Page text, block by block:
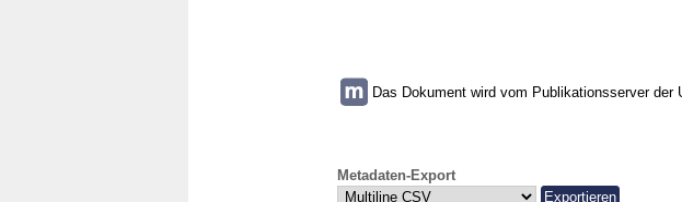
Das Dokument wird vom Publikationsserver
Metadaten-Export